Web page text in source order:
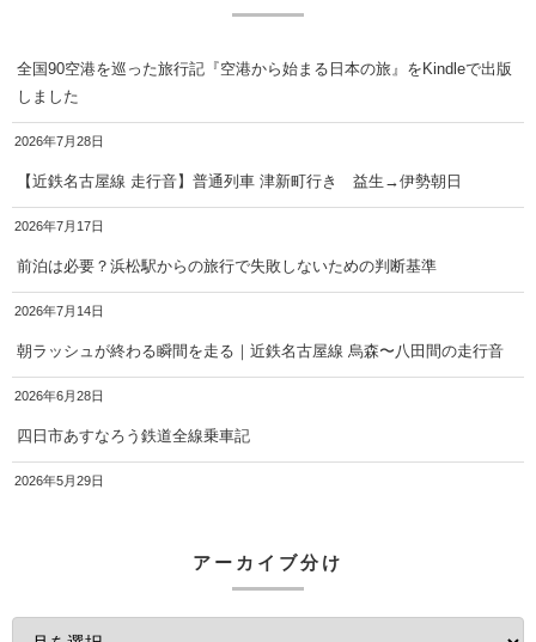
全国90空港を巡った旅行記『空港から始まる日本の旅』をKindleで出版
しました
2026年7月28日
【近鉄名古屋線 走行音】普通列車 津新町行き 益生→伊勢朝日
2026年7月17日
前泊は必要？浜松駅からの旅行で失敗しないための判断基準
2026年7月14日
朝ラッシュが終わる瞬間を走る｜近鉄名古屋線 烏森〜八田間の走行音
2026年6月28日
四日市あすなろう鉄道全線乗車記
2026年5月29日
アーカイブ分け